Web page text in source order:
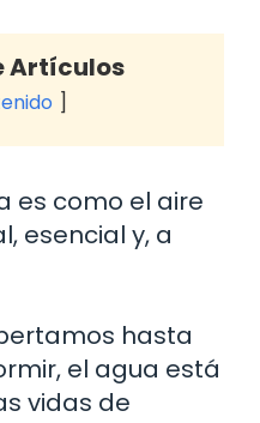
Artículos
es como el aire
esencial y, a
hasta
el agua está
vidas de